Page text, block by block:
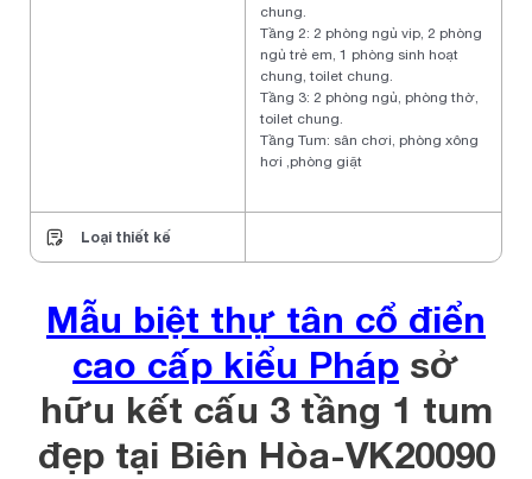
chung.
Tầng 2: 2 phòng ngủ vip, 2 phòng
ngủ trẻ em, 1 phòng sinh hoạt
chung, toilet chung.
Tầng 3: 2 phòng ngủ, phòng thờ,
toilet chung.
Tầng Tum: sân chơi, phòng xông
hơi ,phòng giặt
Loại thiết kế
Mẫu biệt thự tân cổ điển
cao cấp kiểu Pháp sở
hữu kết cấu 3 tầng 1 tum
đẹp tại Biên Hòa-VK20090